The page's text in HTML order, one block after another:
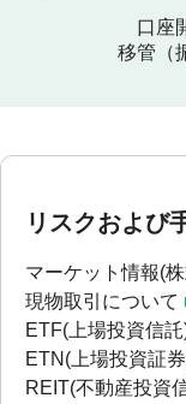
口座
移管（
リスクおよび
マーケット情報(
現物取引について
ETF(上場投資信
ETN(上場投資証
REIT(不動産投資